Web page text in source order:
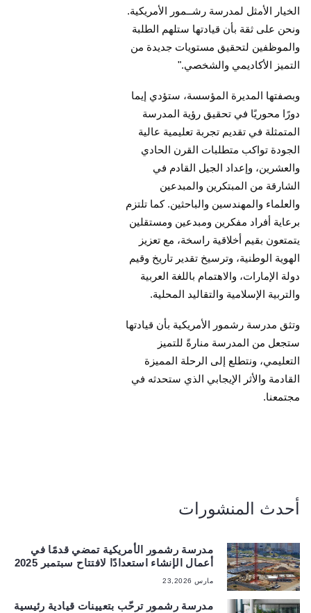
الخيار الأمثل لمدرسة رشــمور الأمريكية.
ونحن على ثقة بأن قيادتها ستلهم الطلبة
والموظفين لتحقيق مستويات جديدة من
التميز الأكاديمي والشخصي."
وبصفتها المديرة المؤسسة، ستؤدي إيما
دورًا محوريًا في تحقيق رؤية المدرسة
المتمثلة في تقديم تجربة تعليمية عالية
الجودة تواكب متطلبات القرن الحادي
والعشرين، وإعداد الجيل القادم في
الشارقة من المبتكرين والمبدعين
والعلماء والمهندسين والباحثين. كما تلتزم
برعاية أفراد مفكرين ومبدعين ومستقلين
يتمتعون بقيم أخلاقية راسخة، مع تعزيز
الهوية الوطنية، وترسيخ تقدير تاريخ وقيم
دولة الإمارات، والاهتمام باللغة العربية
والتربية الإسلامية والتقاليد المحلية.
وتثق مدرسة رشمور الأمريكية بأن قيادتها
ستجعل من المدرسة منارةً للتميز
التعليمي، ونتطلع إلى الرحلة المميزة
القادمة والأثر الإيجابي الذي ستحدثه في
مجتمعنا.
أحدث المنشورات
مدرسة رشمور الأمريكية تمضي قدمًا في
أعمال الإنشاء استعدادًا لافتتاح سبتمبر 2025
مارس 23,2026
مدرسة رشمور ترحّب بتعيينات قيادية رئيسية